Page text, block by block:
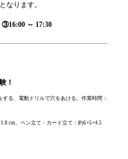
なります。
～ 17:30
！
る、電動ドリルで穴をあける。作業時間：
cm、ペン立て・カード立て：約6×5×4.5